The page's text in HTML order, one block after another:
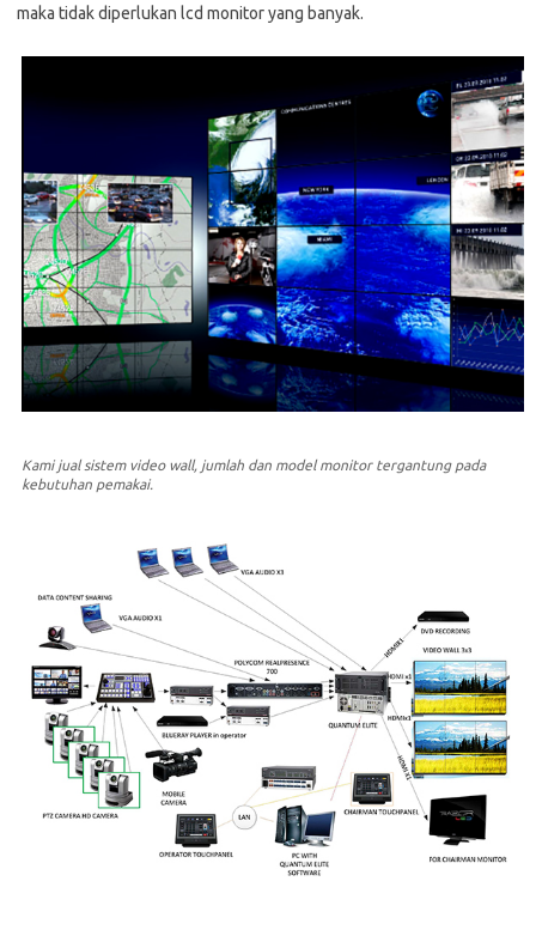
maka tidak diperlukan lcd monitor yang banyak.
Kami jual sistem video wall, jumlah dan model monitor tergantung pada
kebutuhan pemakai.